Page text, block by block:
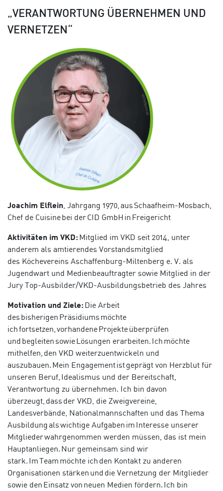
„VERANTWORTUNG ÜBERNEHMEN UND
VERNETZEN“
Joachim Elflein, Jahrgang 1970, aus Schaafheim-Mosbach,
Chef de Cuisinebei derCID GmbH in Freigericht
Aktivitäten im VKD: Mitglied im VKD seit 2014, unter
anderem als amtierendes Vorstandsmitglied
des Köchevereins Aschaffenburg-Miltenberg e. V. als
Jugendwart und Medienbeauftragter sowie Mitglied in der
Jury Top-Ausbilder/VKD-Ausbildungsbetrieb des Jahres
Motivation und Ziele: Die Arbeit
des bisherigen Präsidiums möchte
ich fortsetzen, vorhandene Projekte überprüfen
und begleiten sowie Lösungen erarbeiten. Ich möchte
mithelfen, den VKD weiterzuentwickeln und
auszubauen. Mein Engagement ist geprägt von Herzblut für
unseren Beruf, Idealismus und der Bereitschaft,
Verantwortung zu übernehmen. Ich bin davon
überzeugt, dass der VKD, die Zweigvereine,
Landesverbände, Nationalmannschaften und das Thema
Ausbildung als wichtige Aufgaben im Interesse unserer
Mitglieder wahrgenommen werden müssen, das ist mein
Hauptanliegen. Nur gemeinsam sind wir
stark. Im Team möchte ich den Kontakt zu anderen
Organisationen stärken und die Vernetzung der Mitglieder
sowie den Einsatz von neuen Medien fördern. Ich bin